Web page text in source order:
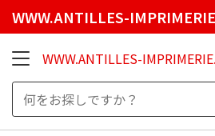
WWW.ANTILLES-
WWW.ANTILLES-